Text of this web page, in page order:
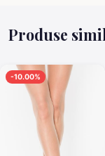
Produse
-10.00%